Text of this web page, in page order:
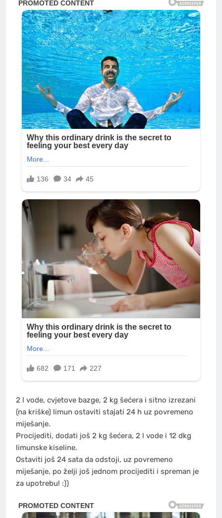
2 l vode, cvjetove bazge, 2 kg šećera i sitno izrezani
(na kriške) limun ostaviti stajati 24 h uz povremeno
miješanje.
Procijediti, dodati još 2 kg šećera, 2 l vode i 12 dkg
limunske kiseline.
Ostaviti još 24 sata da odstoji, uz povremeno
miješanje, po želji još jednom procijediti i spreman je
za upotrebu! :))